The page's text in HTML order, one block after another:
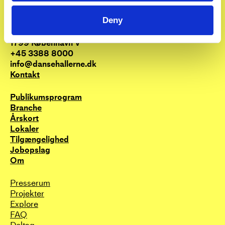
Deny
Center for dans og koreografi
Franciska Clausens Plads 27
1799 København V
+45 3388 8000
info@dansehallerne.dk
Kontakt
Publikums­program
Branche
Årskort
Lokaler
Tilgængelighed
Jobopslag
Om
Presserum
Projekter
Explore
FAQ